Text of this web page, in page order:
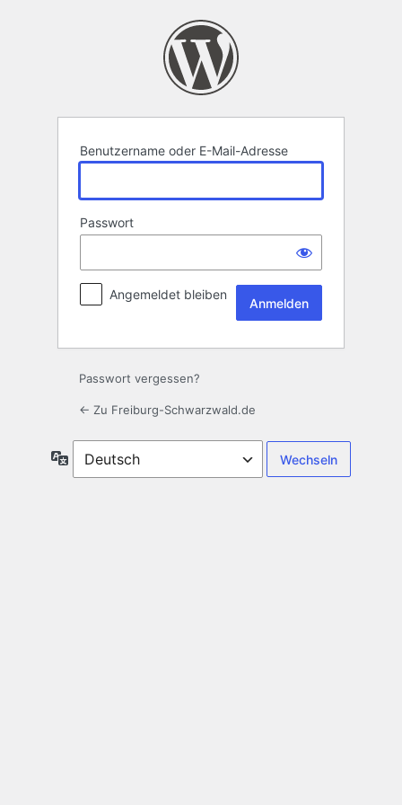
Benutzername oder E-Mail-Adresse
Passwort
Angemeldet bleiben
Passwort vergessen?
← Zu Freiburg-Schwarzwald.de
Sprache